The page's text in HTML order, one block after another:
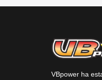
VBpower ha